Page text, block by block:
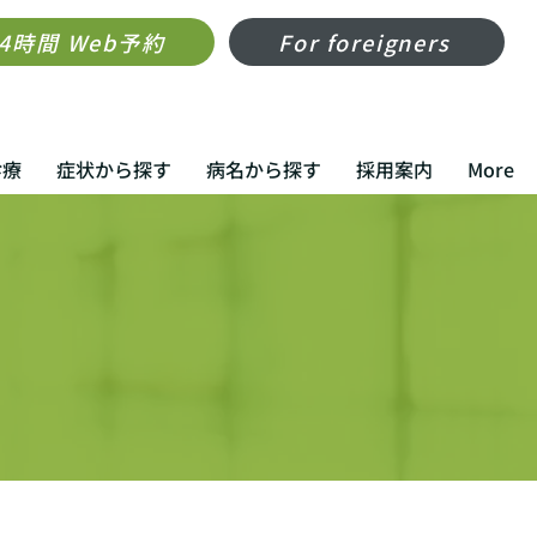
時間 Web予約 For foreigners
症状から探す 病名から探す 採用案内 More